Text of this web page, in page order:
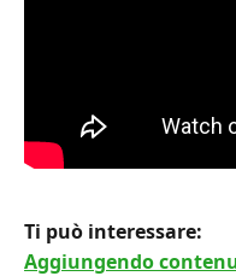
Ti può interessare:
Aggiungendo